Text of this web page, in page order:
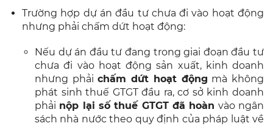
Trường hợp dự án đầu tư chưa đi vào hoạt động
nhưng phải chấm dứt hoạt động:
Nếu dự án đầu tư đang trong giai đoạn đầu tư
chưa đi vào hoạt động sản xuất, kinh doanh
nhưng phảichấm dứt hoạt động mà không
phát sinh thuế GTGT đầu ra, cơ sở kinh doanh
phải nộp lại số thuế GTGT đã hoàn vào ngân
sách nhà nước theo quy định của pháp luật về